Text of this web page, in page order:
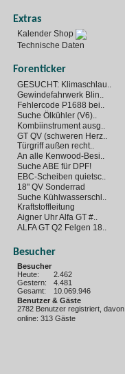
Extras
Kalender Shop
Technische Daten
Forenticker
GESUCHT: Klimaschlau..
Gewindefahrwerk Blin..
Fehlercode P1688 bei..
Suche Ölkühler (V6)..
Kombiinstrument ausg..
GT QV (schweren Herz..
Türgriff außen recht..
An alle Kenwood-Besi..
Suche ABE für DPF!
EBC-Scheiben quietsc..
18" QV Sonderrad
Suche Kühlwasserschl..
Kraftstoffleitung
Aigner Uhr Alfa GT #..
ALFA GT Q2 Felgen 18..
Besucher
Besucher
Heute:
2.462
Gestern:
4.481
Gesamt:
10.069.946
Benutzer & Gäste
2782 Benutzer registriert, davon
online: 313 Gäste